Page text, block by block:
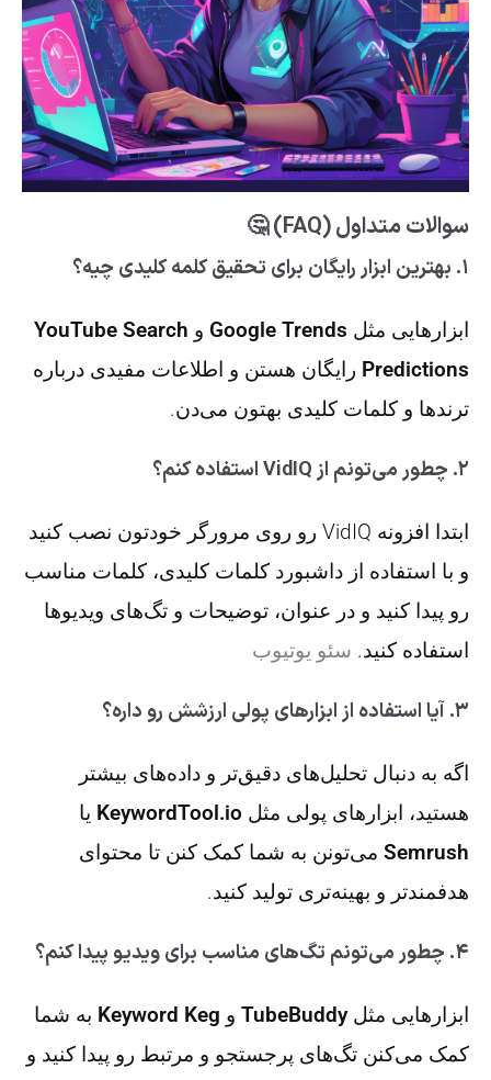
سوالات متداول (FAQ) 🤔
۱. بهترین ابزار رایگان برای تحقیق کلمه کلیدی چیه؟
ابزارهایی مثل Google Trends و YouTube Search
Predictions رایگان هستن و اطلاعات مفیدی درباره
ترندها و کلمات کلیدی بهتون می‌دن.
۲. چطور می‌تونم از VidIQ استفاده کنم؟
ابتدا افزونه VidIQ رو روی مرورگر خودتون نصب کنید
و با استفاده از داشبورد کلمات کلیدی، کلمات مناسب
رو پیدا کنید و در عنوان، توضیحات و تگ‌های ویدیوها
استفاده کنید. سئو یوتیوب
۳. آیا استفاده از ابزارهای پولی ارزشش رو داره؟
اگه به دنبال تحلیل‌های دقیق‌تر و داده‌های بیشتر
هستید، ابزارهای پولی مثل KeywordTool.io یا
Semrush می‌تونن به شما کمک کنن تا محتوای
هدفمندتر و بهینه‌تری تولید کنید.
۴. چطور می‌تونم تگ‌های مناسب برای ویدیو پیدا کنم؟
ابزارهایی مثلTubeBuddy و Keyword Keg به شما
کمک می‌کنن تگ‌های پرجستجو و مرتبط رو پیدا کنید و